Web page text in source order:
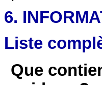
6.
Liste
Que